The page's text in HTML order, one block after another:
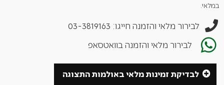
במלאי.
לבירור מלאי והזמנה חייגו: 03-3819163
לבירור מלאי והזמנה בוואטסאפ
לבדיקת זמינות מלאי באולמות התצוגה